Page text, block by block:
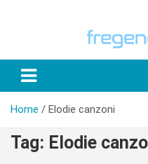
Home Elodie canzoni
Tag: Elodie